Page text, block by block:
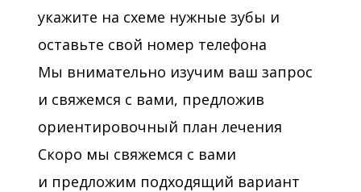
укажите на схеме нужные зубы и
оставьте свой номер телефона
Мы внимательно изучим ваш запрос
и свяжемся с вами, предложив
ориентировочный план лечения
Скоро мы свяжемся с вами
и предложим подходящий вариант